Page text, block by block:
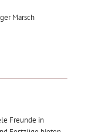
Marsch
Freunde in